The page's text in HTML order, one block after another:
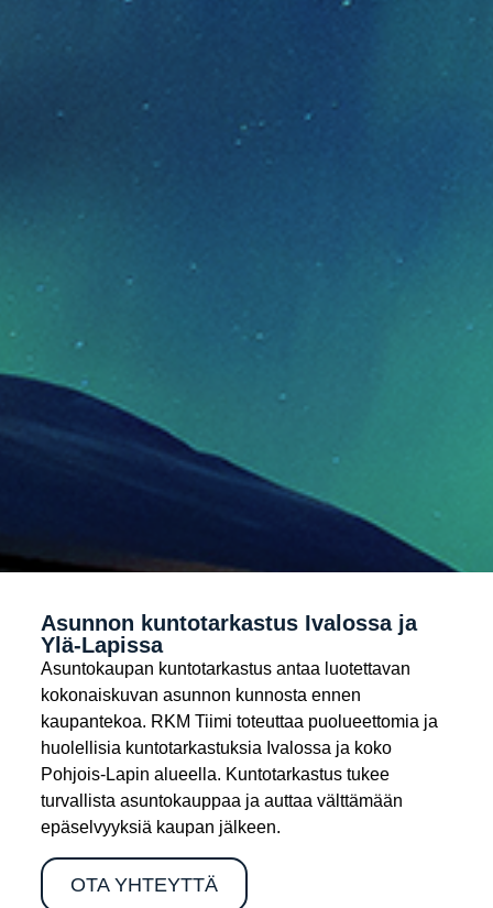
Asunnon kuntotarkastus Ivalossa ja
Ylä-Lapissa
Asuntokaupan kuntotarkastus antaa luotettavan
kokonaiskuvan asunnon kunnosta ennen
kaupantekoa. RKM Tiimi toteuttaa puolueettomia ja
huolellisia kuntotarkastuksia Ivalossa ja koko
Pohjois-Lapin alueella. Kuntotarkastus tukee
turvallista asuntokauppaa ja auttaa välttämään
epäselvyyksiä kaupan jälkeen.
OTA YHTEYTTÄ